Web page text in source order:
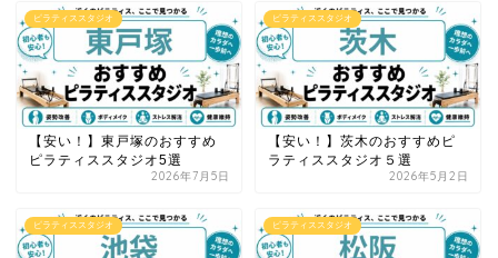
ピラティススタジオ
【安い！】東戸塚のおすすめ
ピラティススタジオ5選
2026年7月5日
ピラティススタジオ
【安い！】茨木のおすすめピ
ラティススタジオ５選
2026年5月2日
ピラティススタジオ ピラティススタジオ